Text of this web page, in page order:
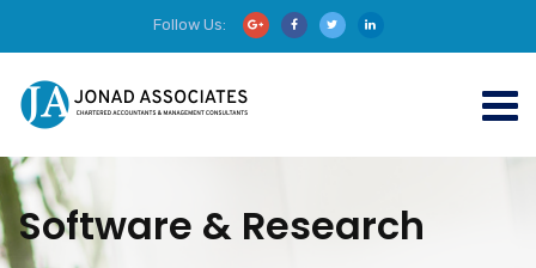
Follow Us:
Software & Research